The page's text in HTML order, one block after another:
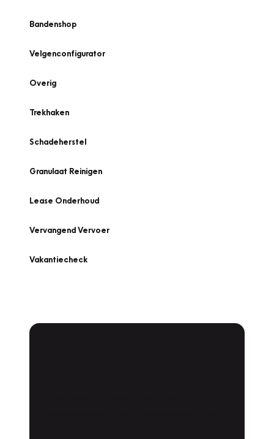
Bandenshop
Velgenconfigurator
Overig
Trekhaken
Schadeherstel
Granulaat Reinigen
Lease Onderhoud
Vervangend Vervoer
Vakantiecheck